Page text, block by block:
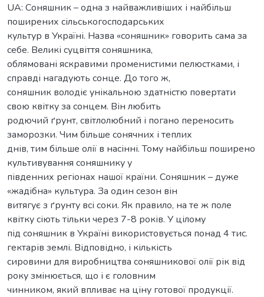
UA: Соняшник – одна з найважливіших і найбільш
поширених сільськогосподарських
культур в Україні. Назва «соняшник» говорить сама за
себе. Великі суцвіття соняшника,
облямовані яскравими променистими пелюстками, і
справді нагадують сонце. До того ж,
соняшник володіє унікальною здатністю повертати
свою квітку за сонцем. Він любить
родючий ґрунт, світлолюбний і погано переносить
заморозки. Чим більше сонячних і теплих
днів, тим більше олії в насінні. Тому найбільш поширено
культивування соняшнику у
південних регіонах нашої країни. Соняшник – дуже
«жадібна» культура. За один сезон він
витягує з ґрунту всі соки. Як правило, на те ж поле
квітку сіють тільки через 7-8 років. У цілому
під соняшник в Україні використовується понад 4 тис.
гектарів землі. Відповідно, і кількість
сировини для виробництва соняшникової олії рік від
року змінюється, що і є головним
чинником, який впливає на ціну готової продукції.